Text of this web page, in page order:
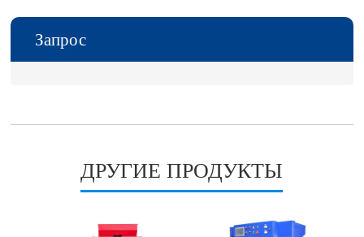
Запрос
ДРУГИЕ ПРОДУКТЫ